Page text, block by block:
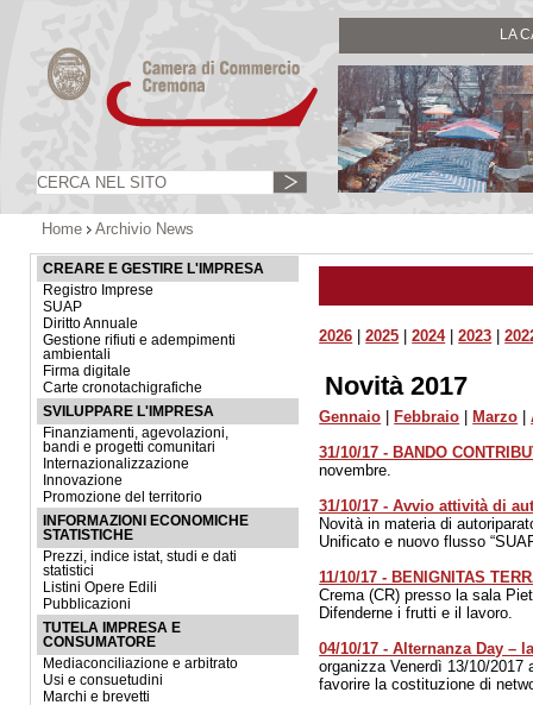
LA
Home Archivio News
CREARE E GESTIRE L'IMPRESA
Registro Imprese
SUAP
Diritto Annuale
Gestione rifiuti e adempimenti
ambientali
Firma digitale
Carte cronotachigrafiche
SVILUPPARE L'IMPRESA
Finanziamenti, agevolazioni,
bandi e progetti comunitari
Internazionalizzazione
Innovazione
Promozione del territorio
INFORMAZIONI ECONOMICHE
STATISTICHE
Prezzi, indice istat, studi e dati
statistici
Listini Opere Edili
Pubblicazioni
TUTELA IMPRESA E
CONSUMATORE
Mediaconciliazione e arbitrato
Usi e consuetudini
Marchi e brevetti
2026 |2025 |2024|2023 |
Novità 2017
Gennaio Febbraio Marzo |
31/10/17 - BANDO
novembre.
31/10/17 - Avvio attività di
Novità in materia di
Unificato e nuovo flusso
11/10/17 - BENIGNITAS
Crema (CR) presso la sala
Difenderne i frutti e il lavoro.
04/10/17 - Alternanza Day –
organizza Venerdì 13/10/2017
favorire la costituzione di